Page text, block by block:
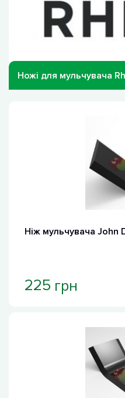
Ножі для мульчувача
Ніж мульчувача John
225 грн